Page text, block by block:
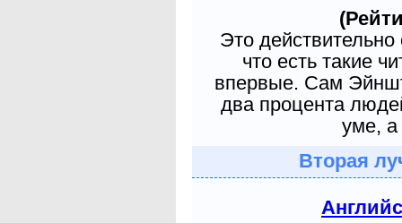
Это
что есть такие
впервые. Сам
два процента
уме, а
Вторая